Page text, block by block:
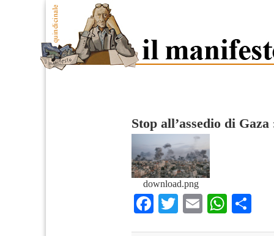
Stop all’assedio di Gaza
download.png
Facebook
TwitterEmail